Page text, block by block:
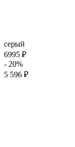
серый
6995 ₽
- 20%
5 596 ₽